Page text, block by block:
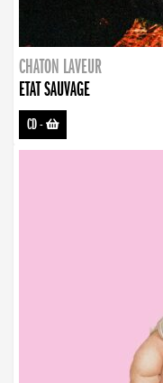
CHATON LAVEUR
ETAT SAUVAGE
CD-